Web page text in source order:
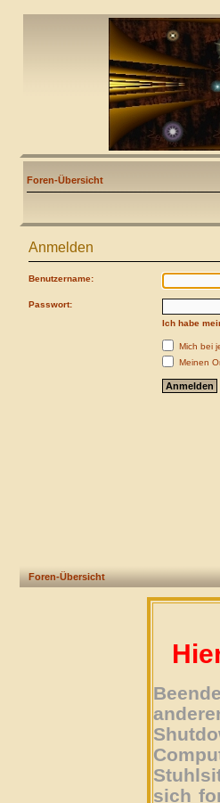
Foren-Übersicht
Anmelden
Benutzername:
Passwort:
Ich habe
Mich bei
Meinen
Foren-Übersicht
sich